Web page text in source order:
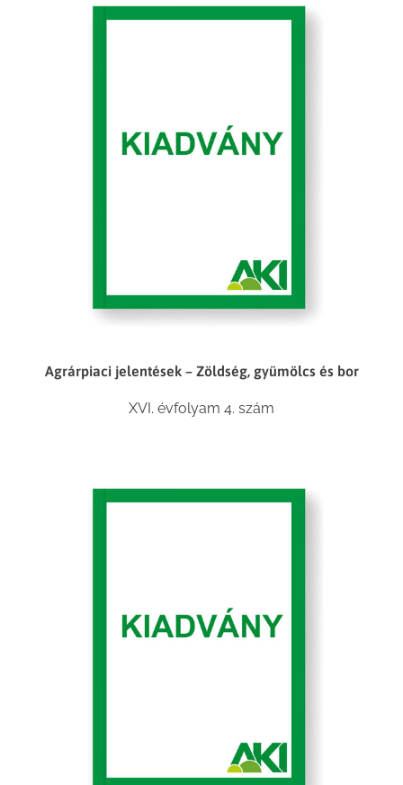
Agrárpiaci jelentések – Zöldség, gyümölcs és bor
XVI. évfolyam 4. szám